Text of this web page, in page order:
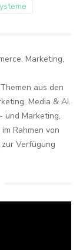
Marketing,
aus den
Media & AI.
und Marketing,
Rahmen von
Verfügung